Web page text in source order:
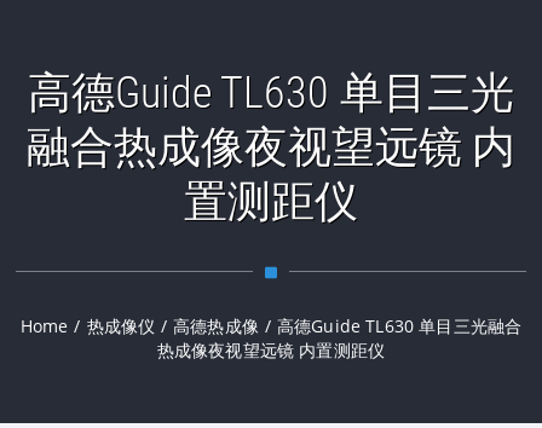
高德Guide TL630 单目三光
融合热成像夜视望远镜 内
置测距仪
Home / 热成像仪 / 高德热成像 / 高德Guide TL630 单目三光融合
热成像夜视望远镜 内置测距仪